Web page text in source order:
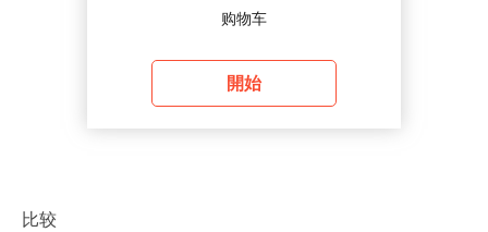
购物车
開始
比较